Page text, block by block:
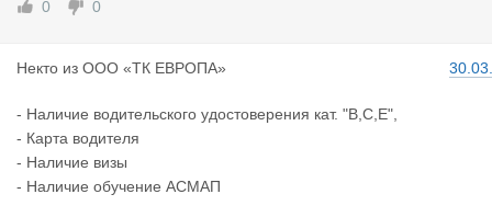
0 0
Некто из ООО «ТК ЕВРОПА»
- Наличие водительского удостоверения кат. "В,С,Е",
- Карта водителя
- Наличие визы
- Наличие обучение АСМАП